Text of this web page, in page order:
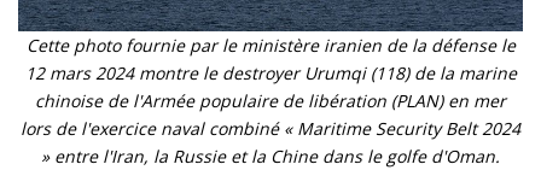
Cette photo fournie par le ministère iranien de la défense le
12 mars 2024 montre le destroyer Urumqi (118) de la marine
chinoise de l'Armée populaire de libération (PLAN) en mer
lors de l'exercice naval combiné « Maritime Security Belt 2024
» entre l'Iran, la Russie et la Chine dans le golfe d'Oman.